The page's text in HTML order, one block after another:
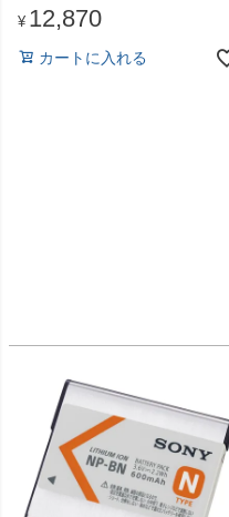
¥ 12,870
カートに入れる